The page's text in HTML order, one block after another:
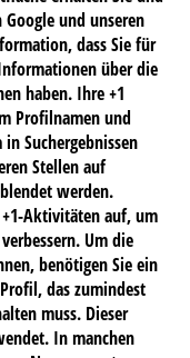
und unseren
dass Sie für
über die
haben. Ihre +1
Profilnamen und
Suchergebnissen
Stellen auf
werden.
Aktivitäten auf, um
Um die
benötigen Sie ein
das zumindest
muss. Dieser
In manchen